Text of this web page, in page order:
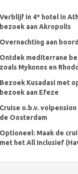
Verblijf in 4* hotel in
bezoek aan Akropolis
Overnachting aan
Ontdek mediterrane
zoals Mykonos en
Bezoek Kusadasi met
bezoek aan Efeze
Cruise o.b.v.
de Oosterdam
Optioneel: Maak de
met het All Inclusief